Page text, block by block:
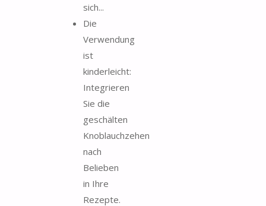
sich...
Die
Verwendung
ist
kinderleicht:
Integrieren
Sie die
geschälten
Knoblauchzehen
nach
Belieben
in Ihre
Rezepte.